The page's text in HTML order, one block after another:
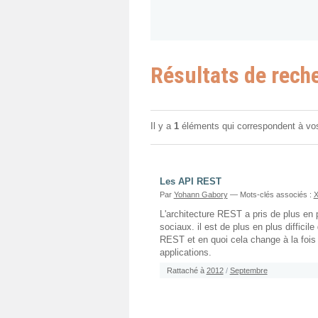
Résultats de
Il y a 1 éléments qui correspondent à
Les API REST
Par Yohann Gabory — Mots-clés associés :
L'architecture REST a pris de plus
sociaux. il est de plus en plus difficile
REST et en quoi cela change à la
applications.
Rattaché à 2012 / Septembre